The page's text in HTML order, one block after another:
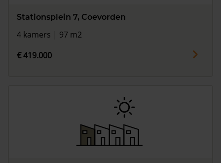
Stationsplein 7, Coevorden
4 kamers | 97 m2
€ 419.000